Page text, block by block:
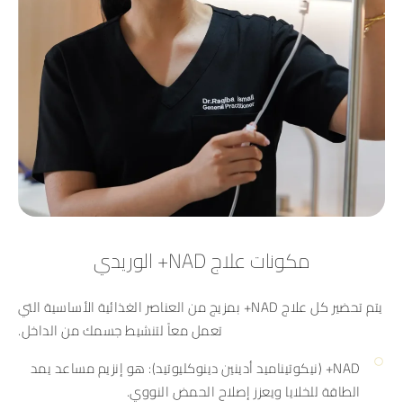
مكونات علاج NAD+ الوريدي
يتم تحضير كل علاج NAD+ بمزيج من العناصر الغذائية الأساسية التي
تعمل معاً لتنشيط جسمك من الداخل.
NAD+ (نيكوتيناميد أدينين دينوكليوتيد): هو إنزيم مساعد يمد
الطاقة للخلايا ويعزز إصلاح الحمض النووي.